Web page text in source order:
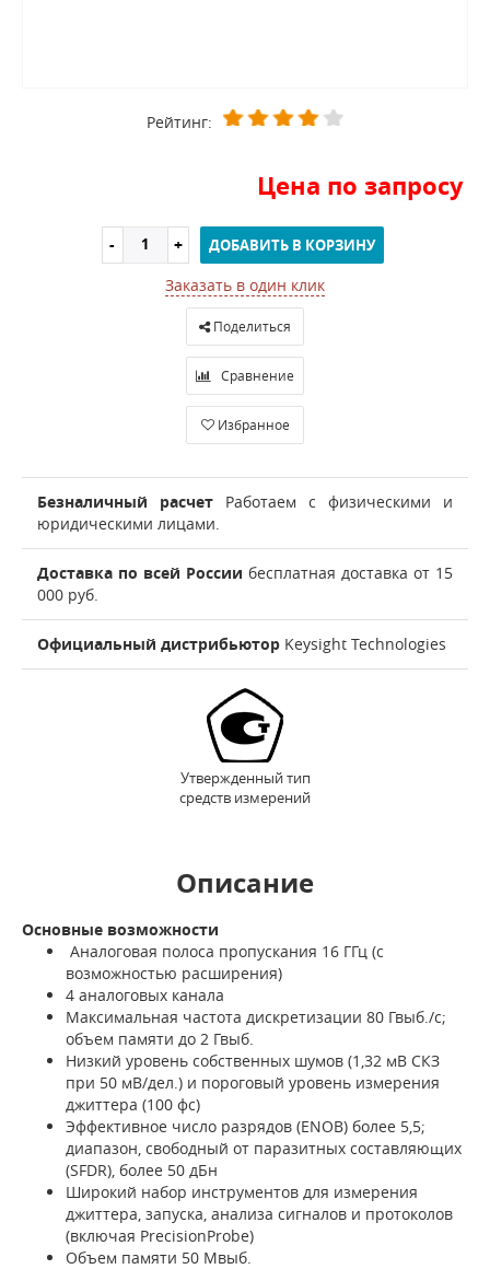
Рейтинг:
Цена по запросу
ДОБАВИТЬ В КОРЗИНУ
Заказать в один клик
Поделиться
Сравнение
Избранное
Безналичный расчет Работаем с физическими и
юридическими лицами.
Доставка по всей России бесплатная доставка от 15
000 руб.
Официальный дистрибьютор Keysight Technologies
Утвержденный тип
средств измерений
Описание
Основные возможности
Аналоговая полоса пропускания 16 ГГц (с
возможностью расширения)
4 аналоговых канала
Максимальная частота дискретизации 80 Гвыб./с;
объем памяти до 2 Гвыб.
Низкий уровень собственных шумов (1,32 мВ СКЗ
при 50 мВ/дел.) и пороговый уровень измерения
джиттера (100 фс)
Эффективное число разрядов (ENOB) более 5,5;
диапазон, свободный от паразитных составляющих
(SFDR), более 50 дБн
Широкий набор инструментов для измерения
джиттера, запуска, анализа сигналов и протоколов
(включая PrecisionProbe)
Объем памяти 50 Мвыб.